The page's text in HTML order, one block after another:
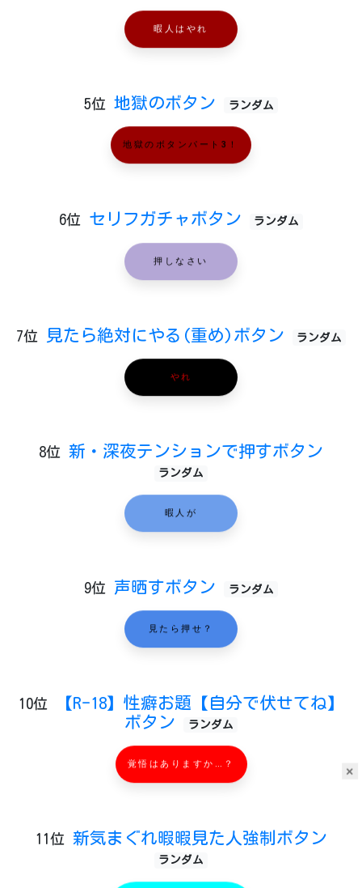
×
暇人はやれ
5位 地獄のボタン ランダム
地獄のボタンパート3！
6位 セリフガチャボタン ランダム
押しなさい
7位 見たら絶対にやる(重め)ボタン ランダム
やれ
8位 新・深夜テンションで押すボタン
ランダム
暇人が
9位 声晒すボタン ランダム
見たら押せ？
10位
【R-18】性癖お題【自分で伏せてね】
ボタン
ランダム
覚悟はありますか…？
11位 新気まぐれ暇暇見た人強制ボタン
ランダム